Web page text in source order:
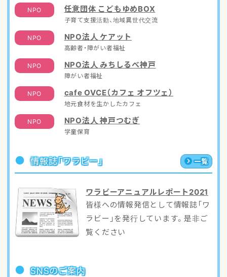
NPO
任意団体 こどもゆめBOX
子育て支援活動、地域異世代交流
NPO
NPO法人 ケアット
高齢者・障がい者福祉
NPO
NPO法人 みちしるべ神戸
障がい者福祉
NPO
cafe OVCE（カフェ オフツェ）
地元食材を生かしたカフェ
NPO
NPO法人 神戸つむぎ
学童保育
情報誌「ワラビー」 一覧
ワラビーアニュアルレポート2021
皆様への情報発信として情報誌「ワ
ラビー」を発行しています。是非ご
覧ください
SNSのご案内